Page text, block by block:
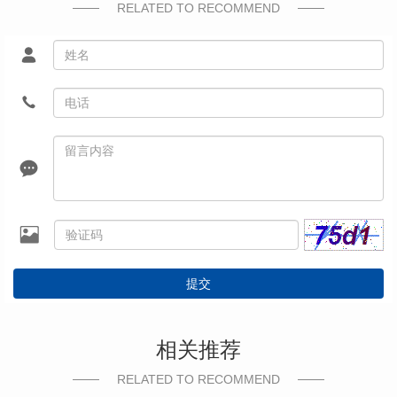
RELATED TO RECOMMEND
提交
相关推荐
RELATED TO RECOMMEND